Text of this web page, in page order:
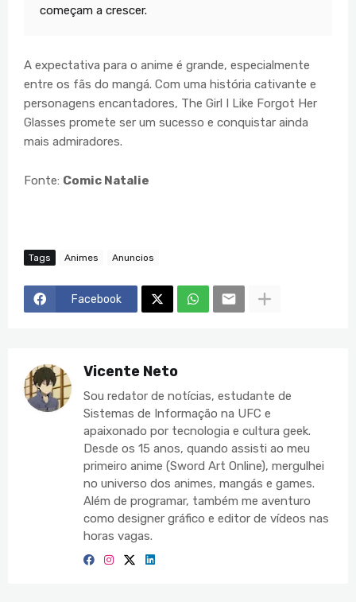
começam a crescer.
A expectativa para o anime é grande, especialmente
entre os fãs do mangá. Com uma história cativante e
personagens encantadores, The Girl I Like Forgot Her
Glasses promete ser um sucesso e conquistar ainda
mais admiradores.
Fonte: Comic Natalie
Tags Animes Anuncios
Facebook
Vicente Neto
Sou redator de notícias, estudante de
Sistemas de Informação na UFC e
apaixonado por tecnologia e cultura geek.
Desde os 15 anos, quando assisti ao meu
primeiro anime (Sword Art Online), mergulhei
no universo dos animes, mangás e games.
Além de programar, também me aventuro
como designer gráfico e editor de vídeos nas
horas vagas.